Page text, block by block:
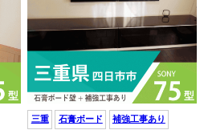
三重 石膏ボード 補強工事あり